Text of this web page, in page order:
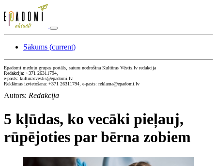
Sākums (current)
Epadomi meduju grupas portāls, saturu nodrošina Kultūras Vēstis.lv redakcija
Redakcija: +371 26311794,
e-pasts: kulturasvestis@epadomi.lv.
Reklāmas izvietošana: +371 26311794, e-pasts: reklama@epadomi.lv
Autors: Redakcija
5 kļūdas, ko vecāki pieļauj,
rūpējoties par bērna zobiem